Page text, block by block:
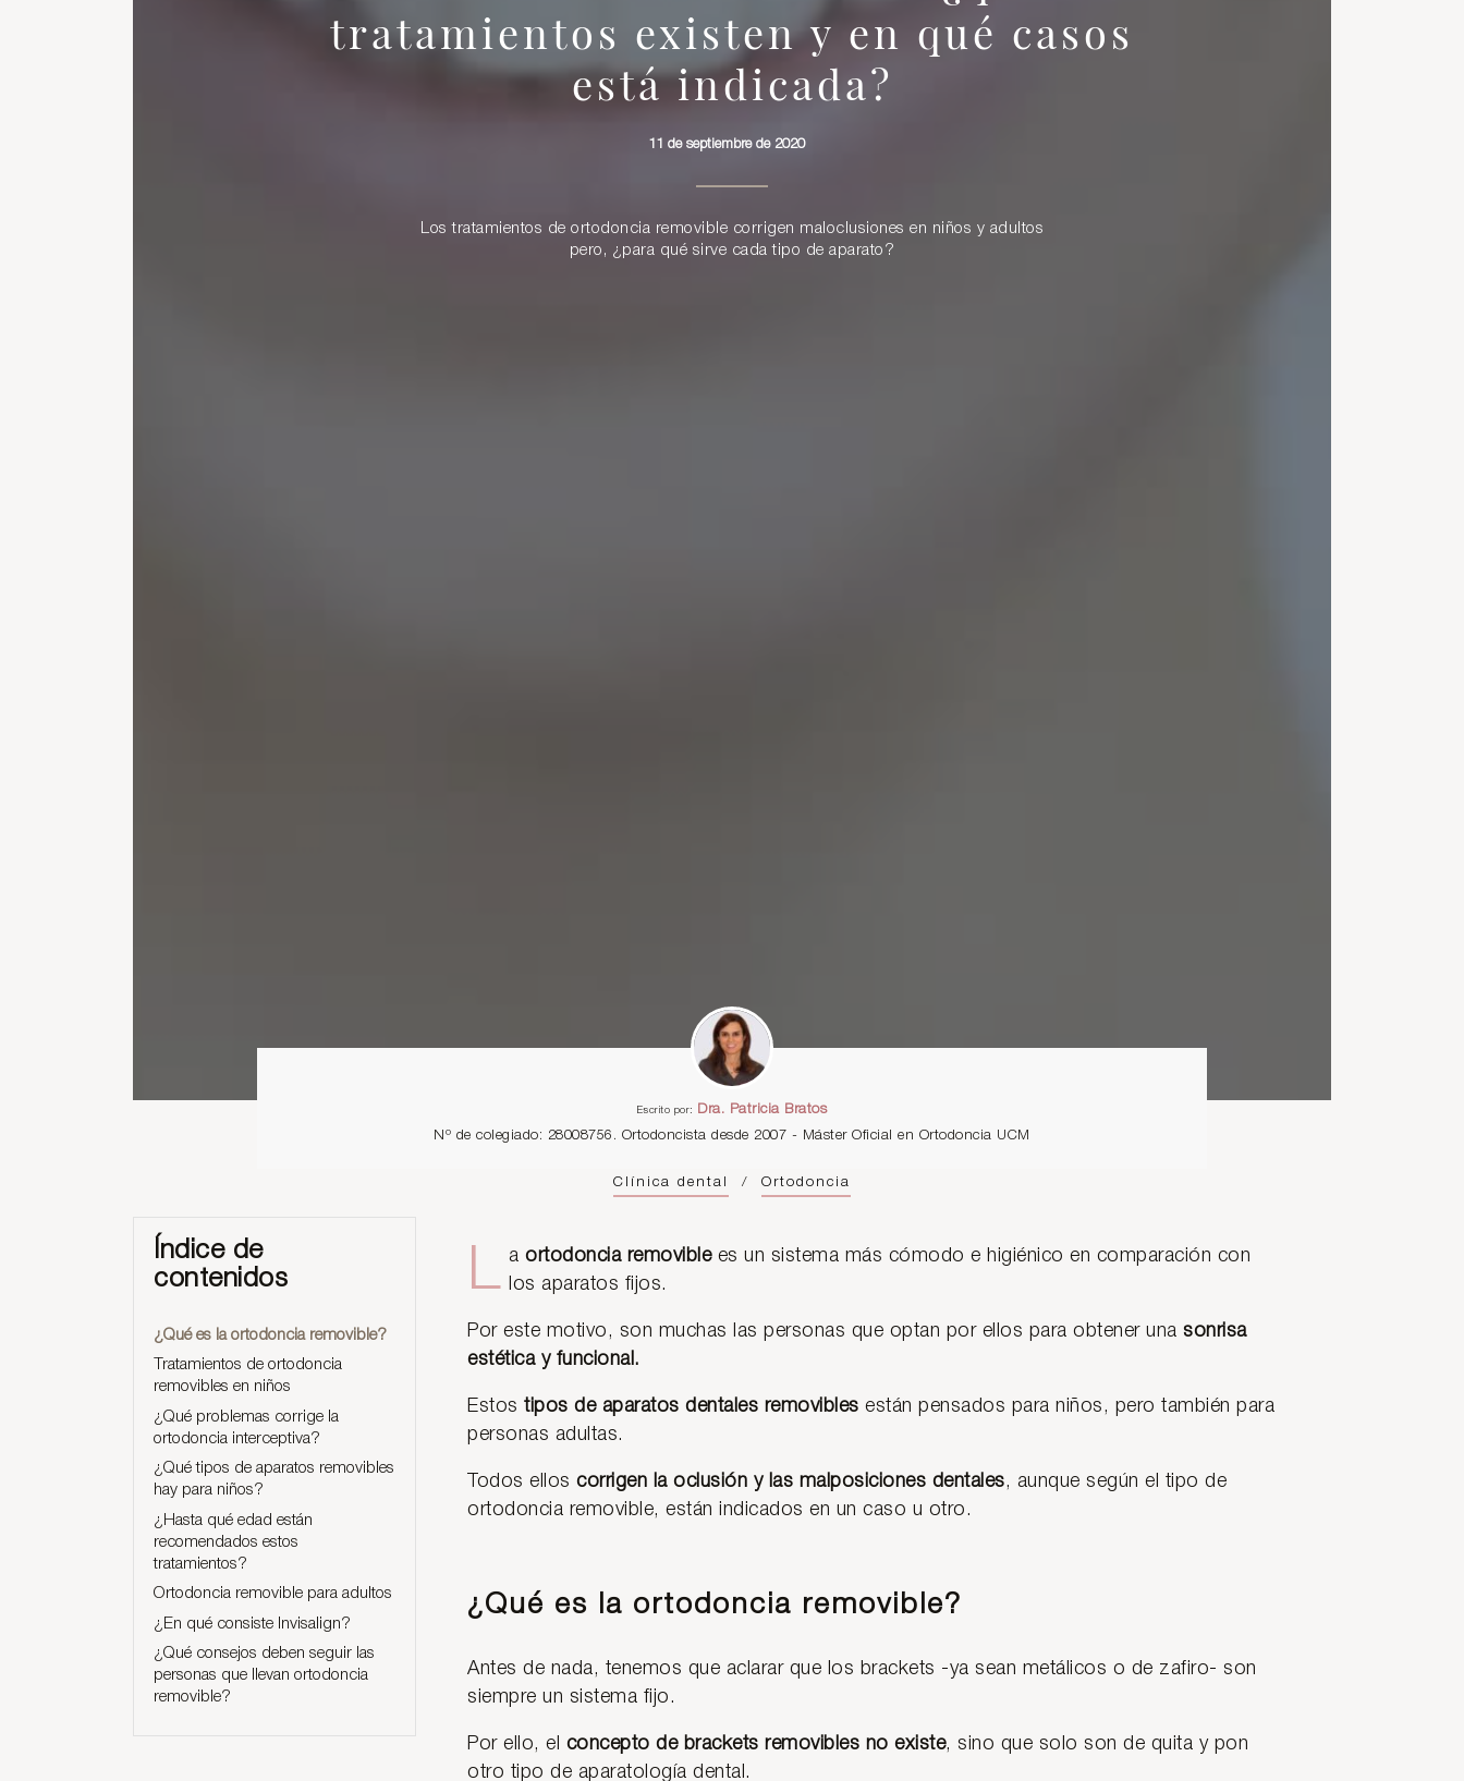
tratamientos existen y en qué casos
está indicada?
11 de septiembre de 2020
Los tratamientos de ortodoncia removible corrigen maloclusiones en niños y adultos
pero, ¿para qué sirve cada tipo de aparato?
Escrito por:
Dra. Patricia Bratos
Nº de colegiado: 28008756. Ortodoncista desde 2007 - Máster Oficial en Ortodoncia UCM
Clínica dental / Ortodoncia
L aortodoncia removiblees un sistema más cómodo e higiénico en comparación con
los aparatos fijos.
Por este motivo, son muchas las personas que optan por ellos para obtener unasonrisa
estética y funcional.
Estostipos de aparatos dentales removibles están pensados para niños, pero también para
personas adultas.
Todos elloscorrigen la oclusión y las malposiciones dentales, aunque según el tipo de
ortodoncia removible, están indicados en un caso u otro.
¿Qué es la ortodoncia removible?
Antes de nada, tenemos que aclarar que los brackets -ya sean metálicos o de zafiro- son
siempre un sistema fijo.
Por ello, el concepto de brackets removibles no existe, sino que solo son de quita y pon
otro tipo de aparatología dental.
Índice de
contenidos
¿Qué es la ortodoncia removible?
Tratamientos de ortodoncia
removibles en niños
¿Qué problemas corrige la
ortodoncia interceptiva?
¿Qué tipos de aparatos removibles
hay para niños?
¿Hasta qué edad están
recomendados estos
tratamientos?
Ortodoncia removible para adultos
¿En qué consiste Invisalign?
¿Qué consejos deben seguir las
personas que llevan ortodoncia
removible?